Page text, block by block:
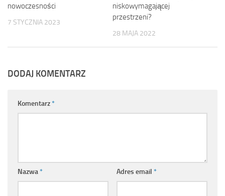
nowoczesności
7 STYCZNIA 2023
niskowymagającej
przestrzeni?
28 MAJA 2022
DODAJ KOMENTARZ
Komentarz*
Nazwa* Adres email *